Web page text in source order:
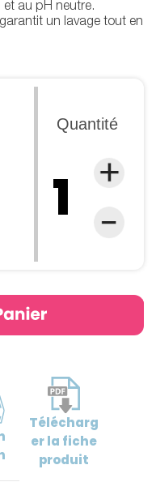
Quantité
au pH neutre.
un lavage tout en
Télécharg
erla fiche
produit